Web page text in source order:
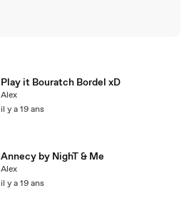
Play it Bouratch Bordel xD
Alex
il y a 19 ans
Annecy by NighT & Me
Alex
il y a 19 ans